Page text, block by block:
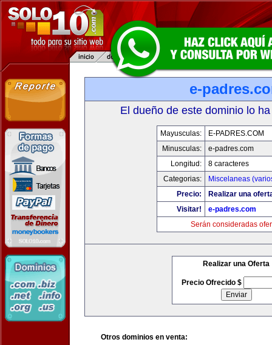
e-
El dueño de este dominio lo
Mayusculas:
E-PADRES.COM
Minusculas:
e-padres.com
Longitud:
8 caracteres
Categorias:
Miscelaneas
Precio:
Realizar una
Visitar!
e-padres.com
Serán consideradas
Realizar una Oferta
Precio Ofrecido $
Otros dominios en venta: